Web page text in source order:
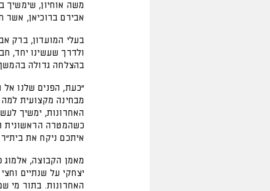
משה אוחיון, שימשיך
אבירם ברוכיאן, אשר
בעלי המועדון, ברק
ולדרך שעשינו יחד,
בהצלחה גדולה
"כעת, הפנים שלנו
מבחינה מקצועית
האחרונות, ימשיך
כשהמטרה הראשונית
איתכם ניקח את
מאמן הקבוצה, אלמוג
יצחקי על שנתיים
האחרונות. בתור מי